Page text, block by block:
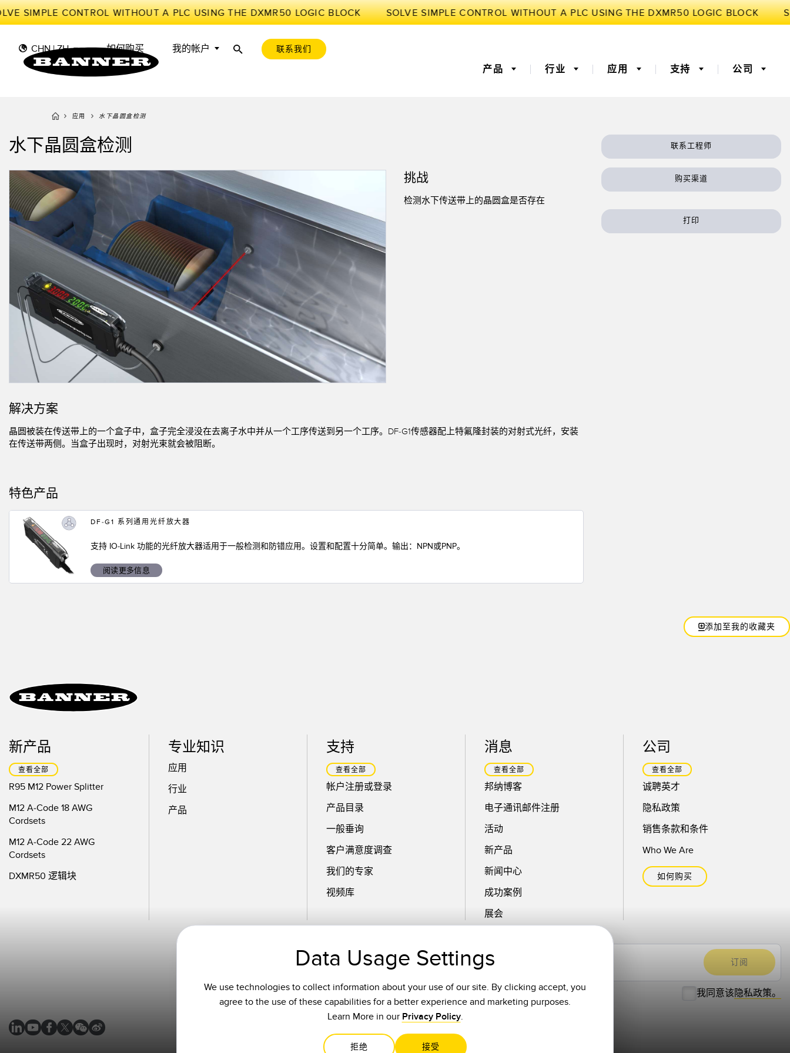
SIMPLE CONTROL WITHOUT A PLC USING THE DXMR50 LOGIC BLOCK
CHN | ZH 如何购买 我的帐户 联系我们
产品
测量解决方案
照明和指示
机器安全
工业无线
BARCODE & VISION
远程 I/O
CONNECTIVITY
HMI
变频器
增量式旋转编码器
PLC
绝对值旋转编码器
监控解决方案
技术
3D飞行时间
雷达传感器
超声波传感器
槽形和标签传感器
色标、颜色和荧光传感器 拾取指示灯传感器
检测阵列和宽光束传感器
附件
附件
线缆
转换器
行业 应用
智能传感器
机器防护
追踪和跟踪
拾取指示灯
工业照明
状态指示
测量与检测
质量控制
车辆检测
预测性维护
雷达应用
其他应用
机器监控/设备综合效率
物料、服务或托盘取件呼
叫
状况监测：预测性维护和预
预测性维护与状态监控 预测性维护与状态监控
相关链接
冲洗
IO-Link
支持 公司
应用 水下晶圆盒检测
水下晶圆盒检测
挑战
检测水下传送带上的晶圆盒是否存在
解决方案
晶圆被装在传送带上的一个盒子中，盒子完全浸没在去离子水中并从一个工序传送到另一个工序。DF-G1传感器配上特氟隆封装的对射式光纤，安装
在传送带两侧。当盒子出现时，对射光束就会被阻断。
特色产品
DF-G1 系列通用光纤放大器
支持 IO-Link 功能的光纤放大器适用于一般检测和防错应用。设置和配置十分简单。输出：NPN或PNP。
阅读更多信息
联系工程师
购买渠道
打印
添加至我的收藏夹
新产品
查看全部
R95 M12 Power Splitter
M12 A-Code 18 AWG
Cordsets
M12 A-Code 22 AWG
Cordsets
DXMR50 逻辑块
专业知识
应用
行业
产品
支持
查看全部
帐户注册或登录
产品目录
一般垂询
客户满意度调查
我们的专家
视频库
消息
查看全部
邦纳博客
电子通讯邮件注册
活动
新产品
新闻中心
成功案例
展会
公司
查看全部
诚聘英才
隐私政策
销售条款和条件
Who We Are
如何购买
电子邮件
我同意该隐私政策。
Data Usage Settings
We use technologies to collect information about your use of our site. By clicking accept, you
agree to the use of these capabilities for a better experience and marketing purposes.
Learn More in our Privacy Policy.
拒绝 接受